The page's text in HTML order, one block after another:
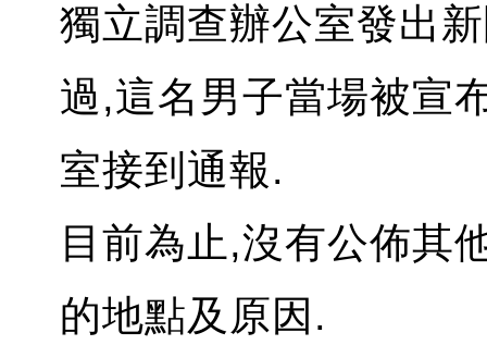
獨立調查辦公室發出
過,這名男子當場被宣
室接到通報.
目前為止,沒有公佈其
的地點及原因.